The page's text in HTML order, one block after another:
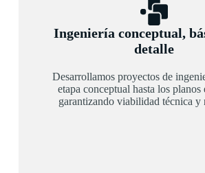
Ingeniería conceptual,
detalle
Desarrollamos proyectos de
etapa conceptual hasta los planos
garantizando viabilidad técnica y